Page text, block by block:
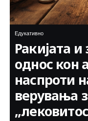
Едукативно
Ракијата
однос кон
наспроти
верувања